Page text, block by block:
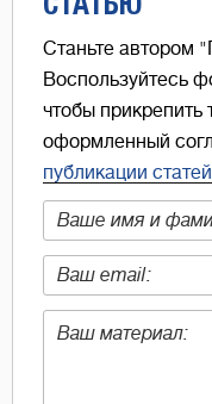
Станьте автором
Воспользуйтесь
чтобы прикрепить
оформленный
публикации